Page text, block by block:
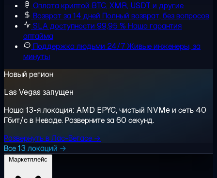
Оплата криптой BTC, XMR, USDT и другие
Возврат за 14 дней Полный возврат, без вопросов
SLA доступности 99,95 % Наша гарантия
аптайма
Поддержка людьми 24/7Живые инженеры, за
минуты
Новый регион
Las Vegas запущен
Наша 13-я локация: AMD EPYC, чистый NVMe и сеть 40
Гбит/с в Неваде. Разверните за 60 секунд.
Развернуть в Лас-Вегасе →
Все 13 локаций →